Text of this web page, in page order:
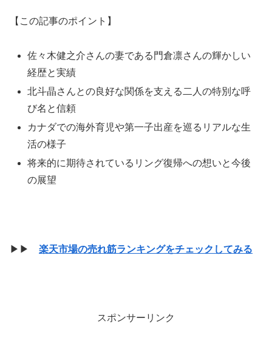
【この記事のポイント】
佐々木健之介さんの妻である門倉凛さんの輝かしい
経歴と実績
北斗晶さんとの良好な関係を支える二人の特別な呼
び名と信頼
カナダでの海外育児や第一子出産を巡るリアルな生
活の様子
将来的に期待されているリング復帰への想いと今後
の展望
▶▶ 楽天市場の売れ筋ランキングをチェックしてみる
スポンサーリンク